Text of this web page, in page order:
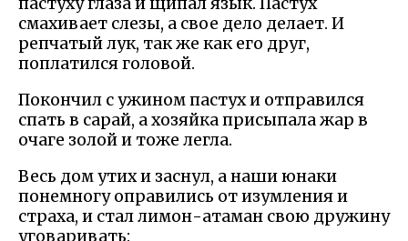
смахивает слезы, а свое дело делает. И
репчатый лук, так же как его друг,
поплатился головой.
Покончил с ужином пастух и отправился
спать в сарай, а хозяйка присыпала жар в
очаге золой и тоже легла.
Весь дом утих и заснул, а наши юнаки
понемногу оправились от изумления и
страха, и стал лимон-атаман свою дружину
уговаривать: